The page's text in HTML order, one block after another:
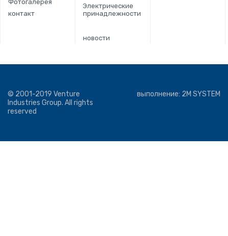
Фотогалерея
контакт
Электрические
принадлежности
новости
© 2001-2019 Venture
Industries Group. All rights
reserved
выполнение: 2M SYSTEM